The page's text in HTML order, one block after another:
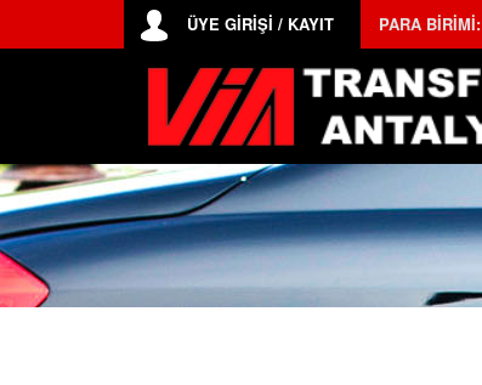
ÜYE GİRİŞİ / KAYIT PARA BİRİMİ: